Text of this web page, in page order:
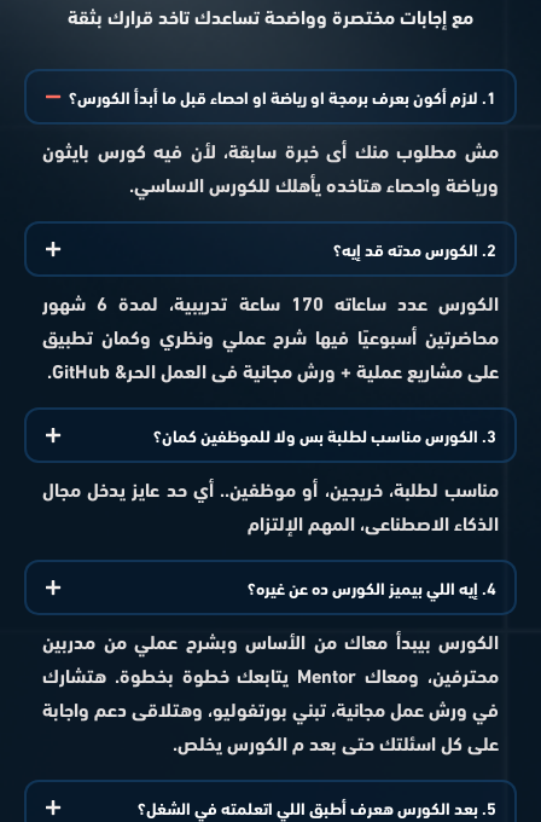
مع إجابات مختصرة وواضحة تساعدك تاخد قرارك بثقة
1. لازم أكون بعرف برمجة او رياضة او احصاء قبل ما أبدأ الكورس؟
مش مطلوب منك أى خبرة سابقة، لأن فيه كورس بايثون
ورياضة واحصاء هتاخده يأهلك للكورس الاساسي.
2. الكورس مدته قد إيه؟
الكورس عدد ساعاته 170 ساعة تدريبية، لمدة 6 شهور
محاضرتين أسبوعيًا فيها شرح عملي ونظري وكمان تطبيق
على مشاريع عملية + ورش مجانية فى العمل الحر& GitHub.
3. الكورس مناسب لطلبة بس ولا للموظفين كمان؟
مناسب لطلبة، خريجين، أو موظفين.. أي حد عايز يدخل مجال
الذكاء الاصطناعى، المهم الإلتزام
4. إيه اللي بيميز الكورس ده عن غيره؟
الكورس بيبدأ معاك من الأساس وبشرح عملي من مدربين
محترفين، ومعاك Mentor يتابعك خطوة بخطوة. هتشارك
في ورش عمل مجانية، تبني بورتفوليو، وهتلاقى دعم واجابة
على كل اسئلتك حتى بعد م الكورس يخلص.
5. بعد الكورس هعرف أطبق اللي اتعلمته في الشغل؟